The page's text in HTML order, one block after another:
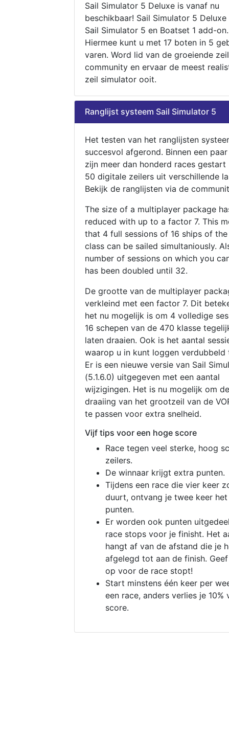
Sail Simulator 5 Deluxe is vanaf nu
beschikbaar! Sail Simulator 5
Sail Simulator 5 en Boatset 1 add-on.
Hiermee kunt u met 17 boten in 5
varen. Word lid van de groeiende zeil
community en ervaar de meest
zeil simulator ooit.
Ranglijst systeem Sail Simulator 5
Het testen van het ranglijsten
succesvol afgerond. Binnen een
zijn meer dan honderd races gestart
50 digitale zeilers uit verschillende
Bekijk de ranglijsten via de
The size of a multiplayer package
reduced with up to a factor 7. This
that 4 full sessions of 16 ships of
class can be sailed simultaniously.
number of sessions on which you
has been doubled until 32.
De grootte van de multiplayer
verkleind met een factor 7. Dit
het nu mogelijk is om 4 volledige
16 schepen van de 470 klasse
laten draaien. Ook is het aantal
waarop u in kunt loggen verdubbeld
Er is een nieuwe versie van Sail
(5.1.6.0) uitgegeven met een aantal
wijzigingen. Het is nu mogelijk om de
draaiing van het grootzeil van de
te passen voor extra snelheid.
Vijf tips voor een hoge score
Race tegen veel sterke, hoog
zeilers.
De winnaar krijgt extra punten.
Tijdens een race die vier keer
duurt, ontvang je twee keer
punten.
Er worden ook punten
race stops voor je finisht. Het
hangt af van de afstand die je
afgelegd tot aan de finish.
op voor de race stopt!
Start minstens één keer per
een race, anders verlies je 10%
score.